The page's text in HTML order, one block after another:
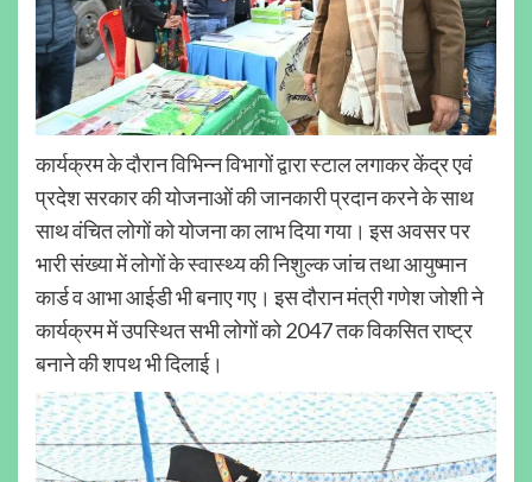
कार्यक्रम के दौरान विभिन्न विभागों द्वारा स्टाल लगाकर केंद्र एवं
प्रदेश सरकार की योजनाओं की जानकारी प्रदान करने के साथ
साथ वंचित लोगों को योजना का लाभ दिया गया। इस अवसर पर
भारी संख्या में लोगों के स्वास्थ्य की निशुल्क जांच तथा आयुष्मान
कार्ड व आभा आईडी भी बनाए गए। इस दौरान मंत्री गणेश जोशी ने
कार्यक्रम में उपस्थित सभी लोगों को 2047 तक विकसित राष्ट्र
बनाने की शपथ भी दिलाई।